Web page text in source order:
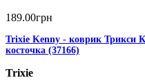
189.00грн
Trixie Kenny - коврик Трикси
косточка (37166)
Trixie